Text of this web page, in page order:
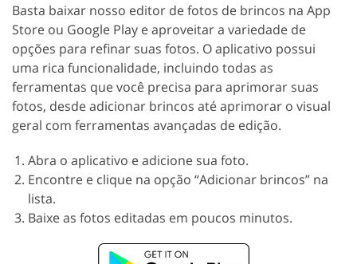
Basta baixar nosso editor de fotos de brincos na App
Store ou Google Play e aproveitar a variedade de
opções para refinar suas fotos. O aplicativo possui
uma rica funcionalidade, incluindo todas as
ferramentas que você precisa para aprimorar suas
fotos, desde adicionar brincos até aprimorar o visual
geral com ferramentas avançadas de edição.
Abra o aplicativo e adicione sua foto.
Encontre e clique na opção “Adicionar brincos” na
lista.
Baixe as fotos editadas em poucos minutos.